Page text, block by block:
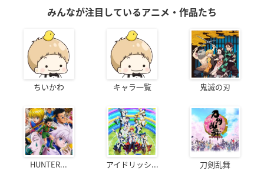
みんなが注目しているアニメ・作品たち
ちいかわ キャラ一覧 鬼滅の刃
HUNTER... アイドリッシ... 刀剣乱舞